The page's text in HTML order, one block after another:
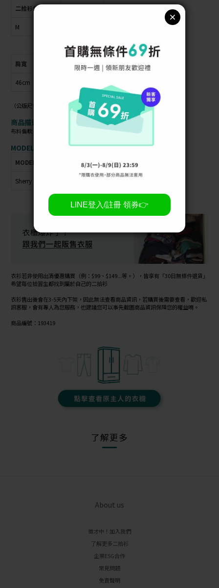
二拾衫公版尺寸
M
肩寬 袖長
46cm
（公版尺寸指南可參考商品照）
商品描述：
布料偏軟 / 材質偏厚 / 布料彈性 /
MODEL資訊：
MODEL 體重 肩寬 胸圍
Sherry
衣衫若非使用出清優惠購買（例：$99、$149...等。），皆享有「30日無條件退貨」
希望每位拾習生都找到屬於自己的二拾衫
衣衫售出後會在3-5天內下架，因此無法查看商品資訊，若購買後需要查看，歡迎私
訊客服，會有專人為您服務，也建議您可以事先截圖商品資訊保障您的權益唷。
商品編號：193419
了解更多
About us
徵才中！加入我們
了解更多二拾衫
企業ESG合作
常見問題
免責聲明